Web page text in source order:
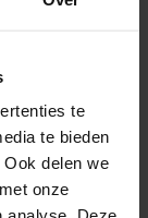
te
te bieden
delen we
onze